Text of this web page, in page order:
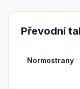
Převodní
Normostrany